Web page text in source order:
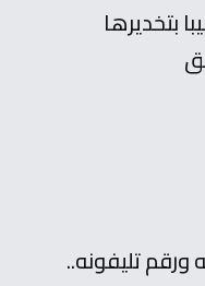
بتخديرها
تليفونه..